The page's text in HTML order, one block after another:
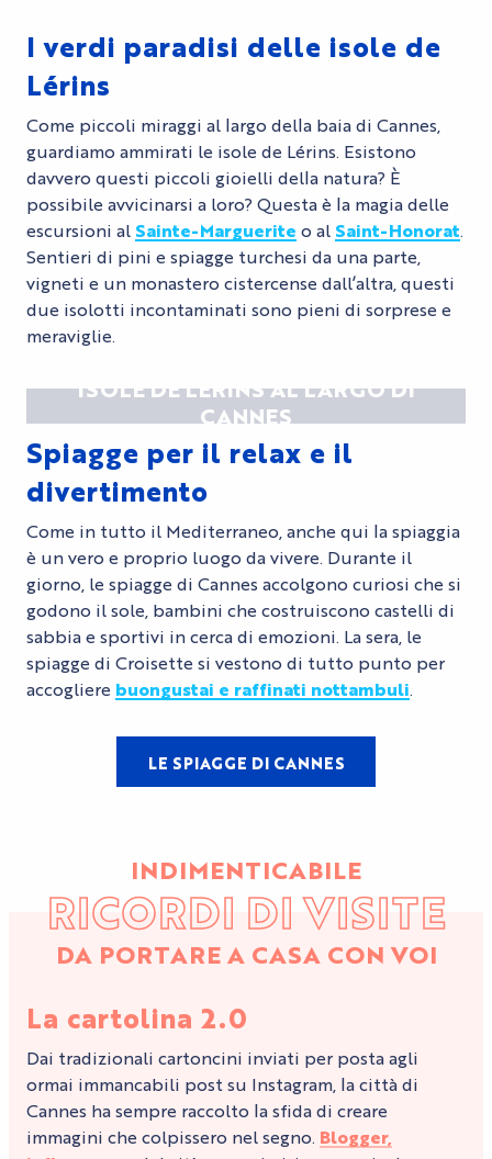
I verdi paradisi delle isole de
Lérins
Come piccoli miraggi al largo della baia di Cannes,
guardiamo ammirati le isole de Lérins. Esistono
davvero questi piccoli gioielli della natura? È
possibile avvicinarsi a loro? Questa è la magia delle
escursioni al Sainte-Marguerite o al Saint-Honorat.
Sentieri di pini e spiagge turchesi da una parte,
vigneti e un monastero cistercense dall’altra, questi
due isolotti incontaminati sono pieni di sorprese e
meraviglie.
ISOLE DE LÉRINS AL LARGO DI
CANNES
Spiagge per il relax e il
divertimento
Come in tutto il Mediterraneo, anche qui la spiaggia
è un vero e proprio luogo da vivere. Durante il
giorno, le spiagge di Cannes accolgono curiosi che si
godono il sole, bambini che costruiscono castelli di
sabbia e sportivi in cerca di emozioni. La sera, le
spiagge di Croisette si vestono di tutto punto per
accogliere buongustai e raffinati nottambuli.
LE SPIAGGE DI CANNES
INDIMENTICABILE
RICORDI DI VISITE
DA PORTARE A CASA CON VOI
La cartolina 2.0
Dai tradizionali cartoncini inviati per posta agli
ormai immancabili post su Instagram, la città di
Cannes ha sempre raccolto la sfida di creare
immagini che colpissero nel segno. Blogger,